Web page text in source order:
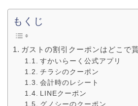
もくじ
ガストの割引クーポンはどこで
すかいらーく公式アプリ
チラシのクーポン
会計時のレシート
LINEクーポン
グノシーのクーポン